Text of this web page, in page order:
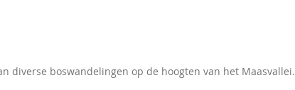
diverse boswandelingen op de hoogten van het Maasvallei.